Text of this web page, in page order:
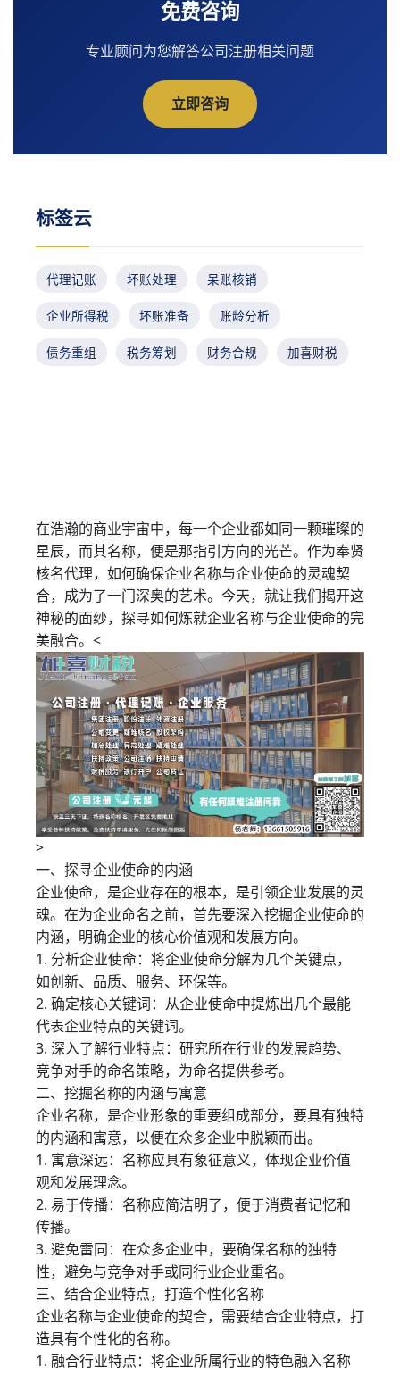
在浩瀚的商业宇宙中，每一个企业都如同一颗璀璨的
星辰，而其名称，便是那指引方向的光芒。作为奉贤
核名代理，如何确保企业名称与企业使命的灵魂契
合，成为了一门深奥的艺术。今天，就让我们揭开这
神秘的面纱，探寻如何炼就企业名称与企业使命的完
美融合。<
>
一、探寻企业使命的内涵
企业使命，是企业存在的根本，是引领企业发展的灵
魂。在为企业命名之前，首先要深入挖掘企业使命的
内涵，明确企业的核心价值观和发展方向。
1. 分析企业使命：将企业使命分解为几个关键点，
如创新、品质、服务、环保等。
2. 确定核心关键词：从企业使命中提炼出几个最能
代表企业特点的关键词。
3. 深入了解行业特点：研究所在行业的发展趋势、
竞争对手的命名策略，为命名提供参考。
二、挖掘名称的内涵与寓意
企业名称，是企业形象的重要组成部分，要具有独特
的内涵和寓意，以便在众多企业中脱颖而出。
1. 寓意深远：名称应具有象征意义，体现企业价值
观和发展理念。
2. 易于传播：名称应简洁明了，便于消费者记忆和
传播。
3. 避免雷同：在众多企业中，要确保名称的独特
性，避免与竞争对手或同行业企业重名。
三、结合企业特点，打造个性化名称
企业名称与企业使命的契合，需要结合企业特点，打
造具有个性化的名称。
1. 融合行业特点：将企业所属行业的特色融入名称
免费咨询
专业顾问为您解答公司注册相关问题
立即咨询
标签云
代理记账 坏账处理 呆账核销
企业所得税 坏账准备 账龄分析
债务重组 税务筹划 财务合规 加喜财税